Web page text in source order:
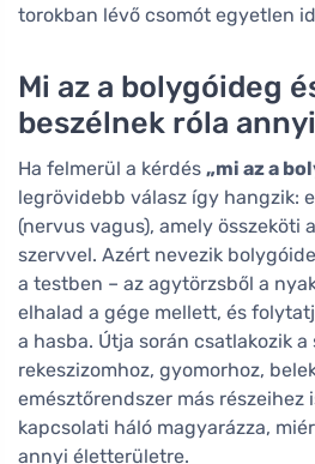
torokban lévő csomót egyetlen
Mi az a bolygóideg
beszélnek róla
Ha felmerül a kérdés „mi az a
legrövidebb válasz így hangzik:
(nervus vagus), amely összeköti
szervvel. Azért nevezik
a testben – az agytörzsből a
elhalad a gége mellett, és
a hasba. Útja során csatlakozik
rekeszizomhoz, gyomorhoz,
emésztőrendszer más részeihez
kapcsolati háló magyarázza,
annyi életterületre.